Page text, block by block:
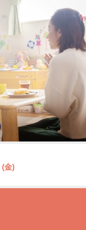
(金)